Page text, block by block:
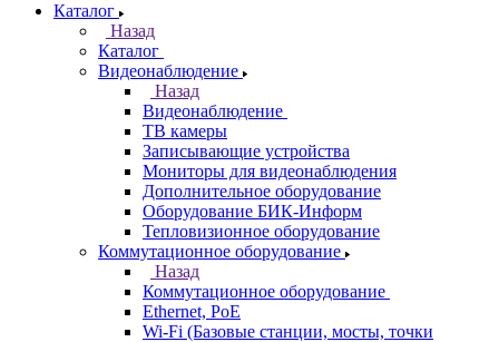
Каталог
Назад
Каталог
Видеонаблюдение
Назад
Видеонаблюдение
ТВ камеры
Записывающие устройства
Мониторы для видеонаблюдения
Дополнительное оборудование
Оборудование БИК-Информ
Тепловизионное оборудование
Коммутационное оборудование
Назад
Коммутационное оборудование
Ethernet, PoE
Wi-Fi (Базовые станции, мосты, точки